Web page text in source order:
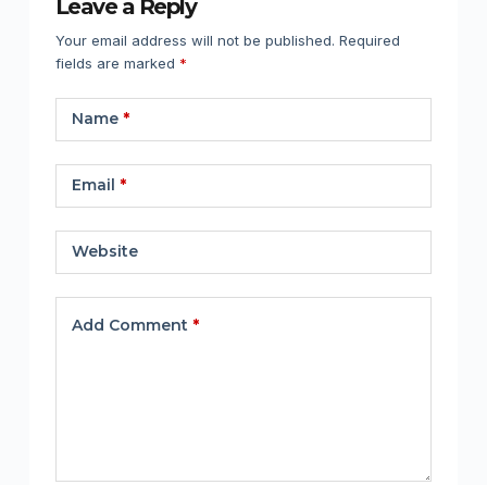
Leave a Reply
Your email address will not be published. Required
fields are marked *
Name*
Email *
Website
Add Comment *